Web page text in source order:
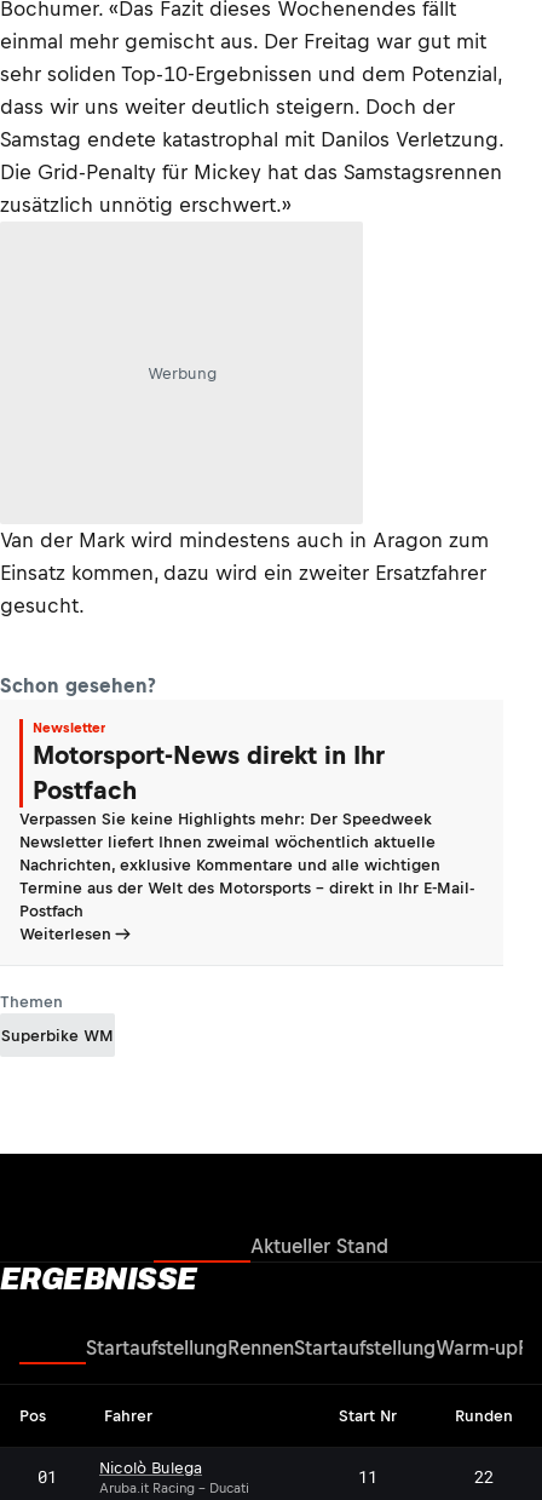
Bochumer. «Das Fazit dieses Wochenendes fällt
einmal mehr gemischt aus. Der Freitag war gut mit
sehr soliden Top-10-Ergebnissen und dem Potenzial,
dass wir uns weiter deutlich steigern. Doch der
Samstag endete katastrophal mit Danilos Verletzung.
Die Grid-Penalty für Mickey hat das Samstagsrennen
zusätzlich unnötig erschwert.»
Werbung
Van der Mark wird mindestens auch in Aragon zum
Einsatz kommen, dazu wird ein zweiter Ersatzfahrer
gesucht.
Schon gesehen?
Newsletter
Motorsport-News direkt in Ihr
Postfach
Verpassen Sie keine Highlights mehr: Der Speedweek
Newsletter liefert Ihnen zweimal wöchentlich aktuelle
Nachrichten, exklusive Kommentare und alle wichtigen
Termine aus der Welt des Motorsports - direkt in Ihr E-Mail-
Postfach
Weiterlesen
Themen
Superbike WM
Aktueller Stand
ERGEBNISSE
StartaufstellungRennenStartaufstellungWarm-up
Pos Fahrer Start Nr Runden
01 Nicolò Bulega
Aruba.it Racing - Ducati 11 22